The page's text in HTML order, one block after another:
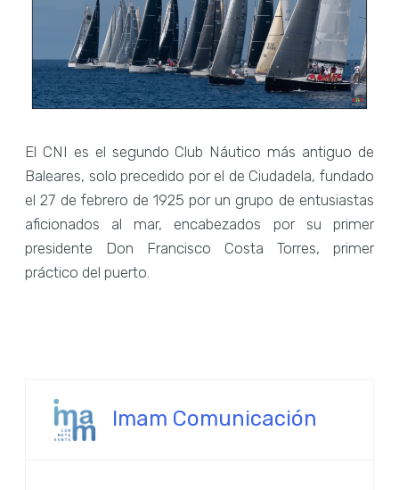
El CNI es el segundo Club Náutico más antiguo de
Baleares, solo precedido por el de Ciudadela, fundado
el 27 de febrero de 1925 por un grupo de entusiastas
aficionados al mar, encabezados por su primer
presidente Don Francisco Costa Torres, primer
práctico del puerto.
Imam Comunicación